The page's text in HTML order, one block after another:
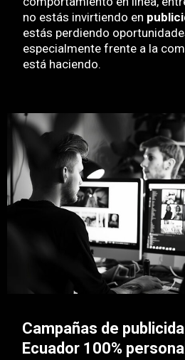
no estás invirtiendo en
estás perdiendo
especialmente frente a la
está haciendo.
Campañas de
Ecuador 100%